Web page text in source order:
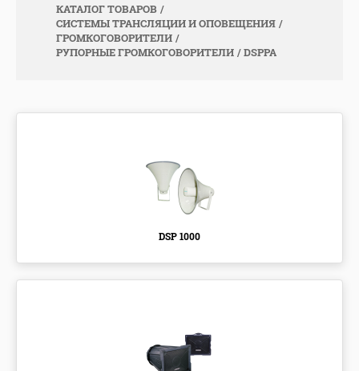
КАТАЛОГ ТОВАРОВ
СИСТЕМЫ ТРАНСЛЯЦИИ И ОПОВЕЩЕНИЯ
ГРОМКОГОВОРИТЕЛИ
РУПОРНЫЕ ГРОМКОГОВОРИТЕЛИ
DSPPA
DSP 1000